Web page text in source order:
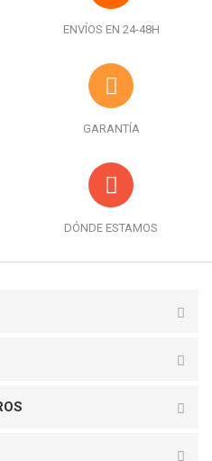
ENVÍOS EN 24-48H
GARANTÍA
DÓNDE ESTAMOS